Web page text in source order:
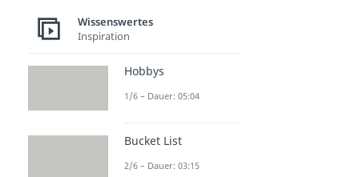
Weitere Inhalte:
Wissenswertes
Inspiration
Hobbys
1/6 – Dauer: 05:04
Bucket List
2/6 – Dauer: 03:15